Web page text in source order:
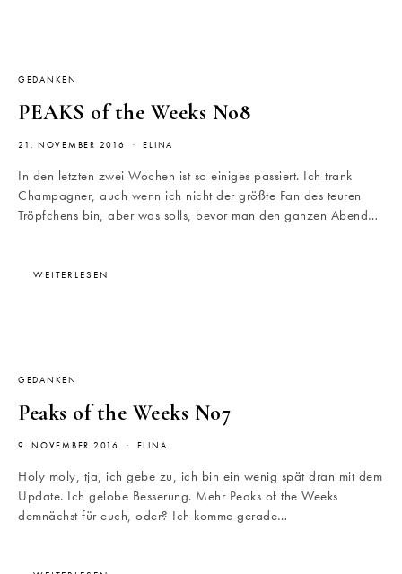
GEDANKEN
PEAKS of the Weeks No8
21. NOVEMBER 2016 ELINA
In den letzten zwei Wochen ist so einiges passiert. Ich trank
Champagner, auch wenn ich nicht der größte Fan des teuren
Tröpfchens bin, aber was solls, bevor man den ganzen Abend…
WEITERLESEN
GEDANKEN
Peaks of the Weeks No7
9. NOVEMBER 2016 ELINA
Holy moly, tja, ich gebe zu, ich bin ein wenig spät dran mit dem
Update. Ich gelobe Besserung. Mehr Peaks of the Weeks
demnächst für euch, oder? Ich komme gerade…